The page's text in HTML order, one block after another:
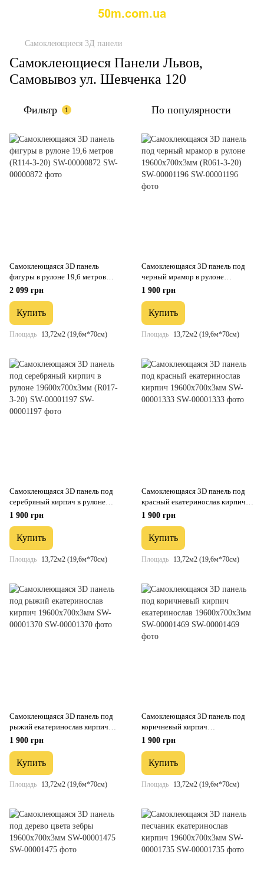
Самоклеющиеся 3Д панели
Самоклеющиеся Панели Львов,
Самовывоз ул. Шевченка 120
Фильтр 1 По популярности
Самоклеющаяся 3D панель
фигуры в рулоне 19,6 метров
(R114-3-20) SW-00000872
2 099 грн
Купить
Площадь 13,72м2 (19,6м*70см)
Самоклеющаяся 3D панель под
черный мрамор в рулоне
19600x700x3мм (R061-3-20) SW-
1 900 грн
Купить
Площадь 13,72м2 (19,6м*70см)
Самоклеющаяся 3D панель под
серебряный кирпич в рулоне
19600x700x3мм (R017-3-20) SW-
1 900 грн
Купить
Площадь 13,72м2 (19,6м*70см)
Самоклеющаяся 3D панель под
красный екатеринослав кирпич
19600x700x3мм SW-00001333
1 900 грн
Купить
Площадь 13,72м2 (19,6м*70см)
Самоклеющаяся 3D панель под
рыжий екатеринослав кирпич
19600х700х3мм SW-00001370
1 900 грн
Купить
Площадь 13,72м2 (19,6м*70см)
Самоклеющаяся 3D панель под
коричневый кирпич
екатеринослав 19600х700х3мм
1 900 грн
Купить
Площадь 13,72м2 (19,6м*70см)